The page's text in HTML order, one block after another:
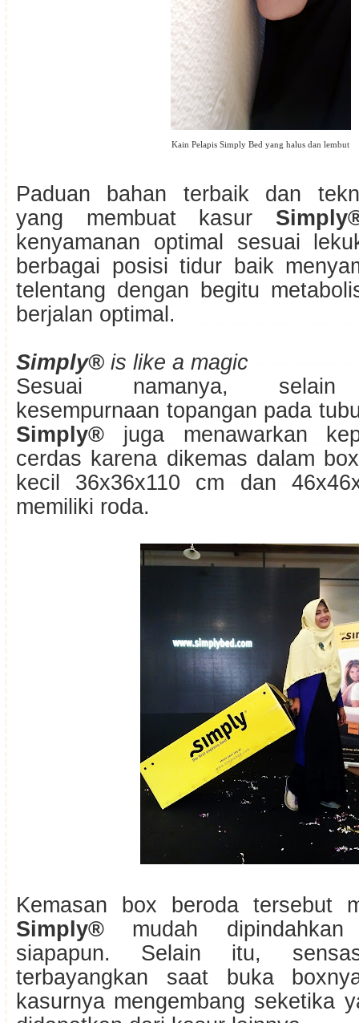
Kain Pelapis Simply Bed yang halus dan lembut
Paduan bahan terbaik dan
yang membuat kasur
kenyamanan optimal sesuai
berbagai posisi tidur baik
telentang dengan begitu
berjalan optimal.
Simply® is like a magic
Sesuai namanya, selain
kesempurnaan topangan pada
Simply® juga menawarkan
cerdas karena dikemas dalam
kecil 36x36x110 cm dan
memiliki roda.
Kemasan box beroda tersebut
Simply® mudah
siapapun. Selain itu,
terbayangkan saat buka
kasurnya mengembang seketika